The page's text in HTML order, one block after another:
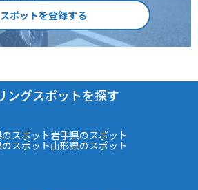
スポットを登録する
ングスポットを探す
スポット岩手県のスポット
スポット山形県のスポット